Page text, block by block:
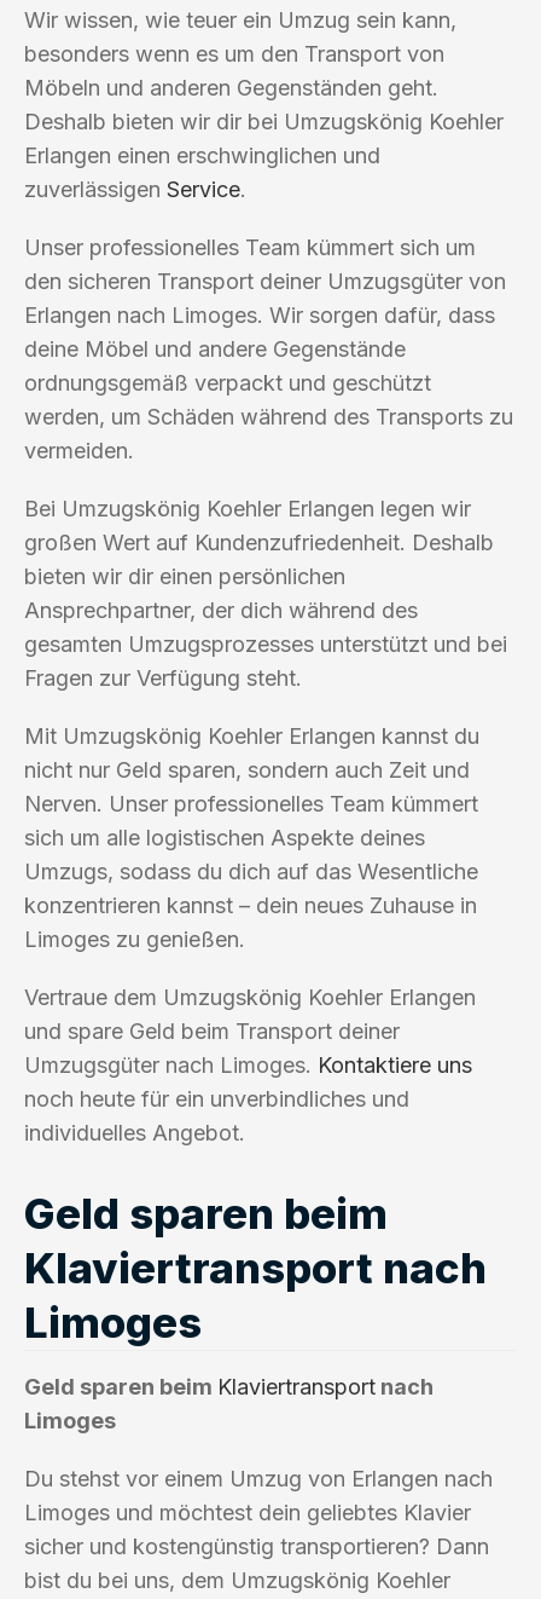
Wir wissen, wie teuer ein Umzug sein kann,
besonders wenn es um den Transport von
Möbeln und anderen Gegenständen geht.
Deshalb bieten wir dir bei Umzugskönig Koehler
Erlangen einen erschwinglichen und
zuverlässigen Service.
Unser professionelles Team kümmert sich um
den sicheren Transport deiner Umzugsgüter von
Erlangen nach Limoges. Wir sorgen dafür, dass
deine Möbel und andere Gegenstände
ordnungsgemäß verpackt und geschützt
werden, um Schäden während des Transports zu
vermeiden.
Bei Umzugskönig Koehler Erlangen legen wir
großen Wert auf Kundenzufriedenheit. Deshalb
bieten wir dir einen persönlichen
Ansprechpartner, der dich während des
gesamten Umzugsprozesses unterstützt und bei
Fragen zur Verfügung steht.
Mit Umzugskönig Koehler Erlangen kannst du
nicht nur Geld sparen, sondern auch Zeit und
Nerven. Unser professionelles Team kümmert
sich um alle logistischen Aspekte deines
Umzugs, sodass du dich auf das Wesentliche
konzentrieren kannst – dein neues Zuhause in
Limoges zu genießen.
Vertraue dem Umzugskönig Koehler Erlangen
und spare Geld beim Transport deiner
Umzugsgüter nach Limoges. Kontaktiere uns
noch heute für ein unverbindliches und
individuelles Angebot.
Geld sparen beim
Klaviertransport nach
Limoges
Geld sparen beim Klaviertransport nach
Limoges
Du stehst vor einem Umzug von Erlangen nach
Limoges und möchtest dein geliebtes Klavier
sicher und kostengünstig transportieren? Dann
bist du bei uns, dem Umzugskönig Koehler